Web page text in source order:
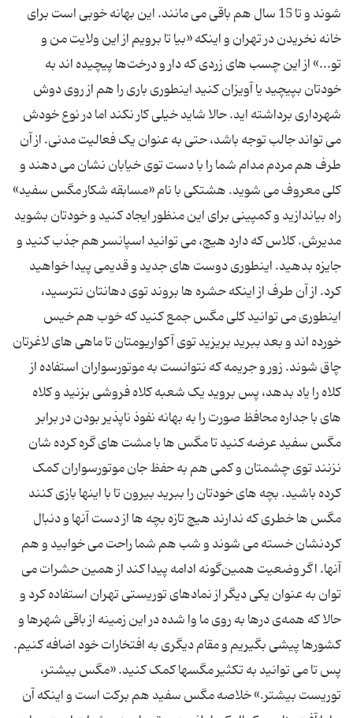
شوند و تا 15 سال هم باقی می مانند. این بهانه خوبی است برای
خانه نخریدن در تهران و اینکه «بیا تا برویم از این ولایت من و
تو...» از این چسب های زردی که دار و درخت‌ها پیچیده اند به
خودتان بپیچید یا آویزان کنید اینطوری باری را هم از روی دوش
شهرداری برداشته اید. حالا شاید خیلی کار نکند اما در نوع خودش
می تواند جالب توجه باشد، حتی به عنوان یک فعالیت مدنی. از آن
طرف هم مردم مدام شما را با دست توی خیابان نشان می دهند و
کلی معروف می شوید. هشتکی با نام «مسابقه شکار مگس سفید»
راه بیاندازید و کمپینی برای این منظور ایجاد کنید و خودتان بشوید
مدیرش. کلاس که دارد هیچ، می توانید اسپانسر هم جذب کنید و
جایزه بدهید. اینطوری دوست های جدید و قدیمی پیدا خواهید
کرد. از آن طرف از اینکه حشره ها بروند توی دهانتان نترسید،
اینطوری می توانید کلی مگس جمع کنید که خوب هم خیس
خورده اند و بعد ببرید بریزید توی آکواریومتان تا ماهی های لاغرتان
چاق شوند. زور و جریمه که نتوانست به موتورسواران استفاده از
کلاه را یاد بدهد، پس بروید یک شعبه کلاه فروشی بزنید و کلاه
های با جداره محافظ صورت را به بهانه نفوذ ناپذیر بودن در برابر
مگس سفید عرضه کنید تا مگس ها با مشت های گره کرده شان
نزنند توی چشمتان و کمی هم به حفظ جان موتورسواران کمک
کرده باشید. بچه های خودتان را ببرید بیرون تا با اینها بازی کنند
مگس ها خطری که ندارند هیچ تازه بچه ها از دست آنها و دنبال
کردنشان خسته می شوند و شب هم شما راحت می خوابید و هم
آنها. اگر وضعیت همین‌گونه ادامه پیدا کند از همین حشرات می
توان به عنوان یکی دیگر از نمادهای توریستی تهران استفاده کرد و
حالا که همه‌ی درها به روی ما وا شده در این زمینه از باقی شهرها و
کشورها پیشی بگیریم و مقام دیگری به افتخارات خود اضافه کنیم.
پس تا می توانید به تکثیر مگسها کمک کنید. «مگس بیشتر،
توریست بیشتر.» خلاصه مگس سفید هم برکت است و اینکه آن